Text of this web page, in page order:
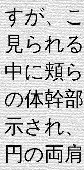
すが、
見られ
中に頬
の体幹
示され
円の両